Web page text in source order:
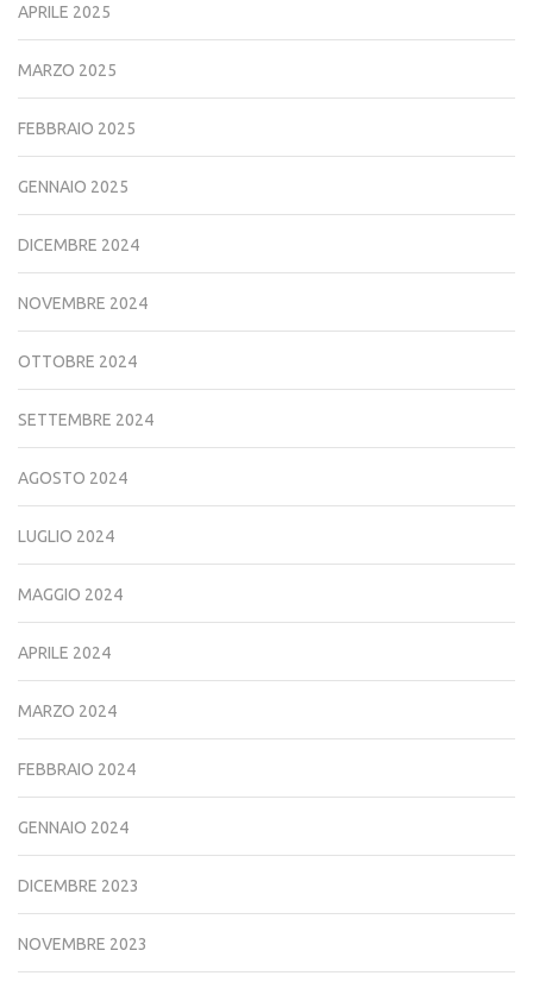
APRILE 2025
MARZO 2025
FEBBRAIO 2025
GENNAIO 2025
DICEMBRE 2024
NOVEMBRE 2024
OTTOBRE 2024
SETTEMBRE 2024
AGOSTO 2024
LUGLIO 2024
MAGGIO 2024
APRILE 2024
MARZO 2024
FEBBRAIO 2024
GENNAIO 2024
DICEMBRE 2023
NOVEMBRE 2023